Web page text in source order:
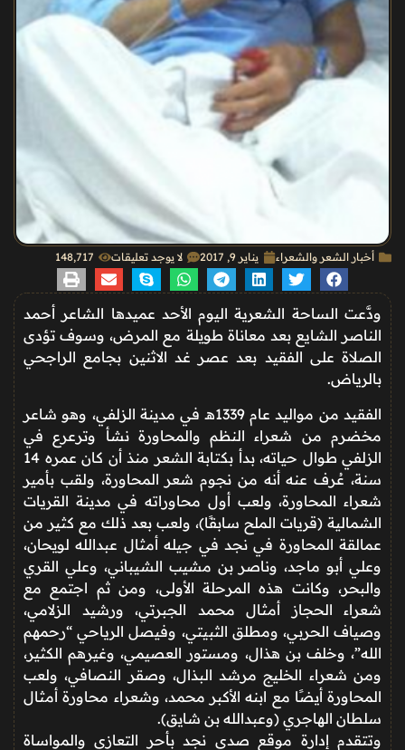
أخبار الشعر والشعراء يناير 9, 2017 لا يوجد تعليقات 148٬717
ودَّعت الساحة الشعرية اليوم الأحد عميدها الشاعر أحمد
الناصر الشايع بعد معاناة طويلة مع المرض، وسوف تؤدى
الصلاة على الفقيد بعد عصر غد الاثنين بجامع الراجحي
بالرياض.
الفقيد من مواليد عام 1339هـ في مدينة الزلفي، وهو شاعر
مخضرم من شعراء النظم والمحاورة نشأ وترعرع في
الزلفي طوال حياته، بدأ بكتابة الشعر منذ أن كان عمره 14
سنة، عُرف عنه أنه من نجوم شعر المحاورة، ولقب بأمير
شعراء المحاورة، ولعب أول محاوراته في مدينة القريات
الشمالية (قريات الملح سابقًا)، ولعب بعد ذلك مع كثير من
عمالقة المحاورة في نجد في جيله أمثال عبدالله لويحان،
وعلي أبو ماجد، وناصر بن مشيب الشيباني، وعلي القري
والبحر، وكانت هذه المرحلة الأولى، ومن ثم اجتمع مع
شعراء الحجاز أمثال محمد الجبرتي، ورشيد الزلامي،
وصياف الحربي، ومطلق الثبيتي، وفيصل الرياحي “رحمهم
الله”، وخلف بن هذال، ومستور العصيمي، وغيرهم الكثير،
ومن شعراء الخليج مرشد البذال، وصقر النصافي، ولعب
المحاورة أيضًا مع ابنه الأكبر محمد، وشعراء محاورة أمثال
سلطان الهاجري (وعبدالله بن شايق).
وتتقدم إدارة موقع صدى نجد بأحر التعازي والمواساة